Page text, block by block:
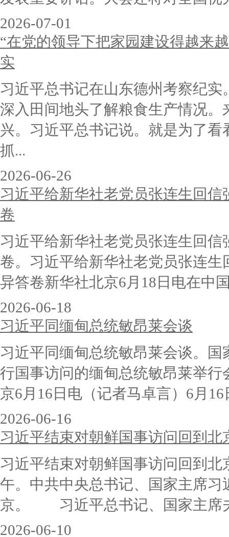
2026-07-01
“在党的领导下把家园建设得越来
实
习近平总书记在山东德州考察纪
深入田间地头了解粮食生产情况
兴。习近平总书记说。就是为了看
抓...
2026-06-26
习近平给新华社老党员张连生回
卷
习近平给新华社老党员张连生回
卷。习近平给新华社老党员张连
异答卷新华社北京6月18日电在中
2026-06-18
习近平同缅甸总统敏昂莱会谈
习近平同缅甸总统敏昂莱会谈。
行国事访问的缅甸总统敏昂莱举
京6月16日电（记者马卓言）6月
2026-06-16
习近平结束对朝鲜国事访问回到北
习近平结束对朝鲜国事访问回到
午。中共中央总书记、国家主席
京。 习近平总书记、国家主席
2026-06-10